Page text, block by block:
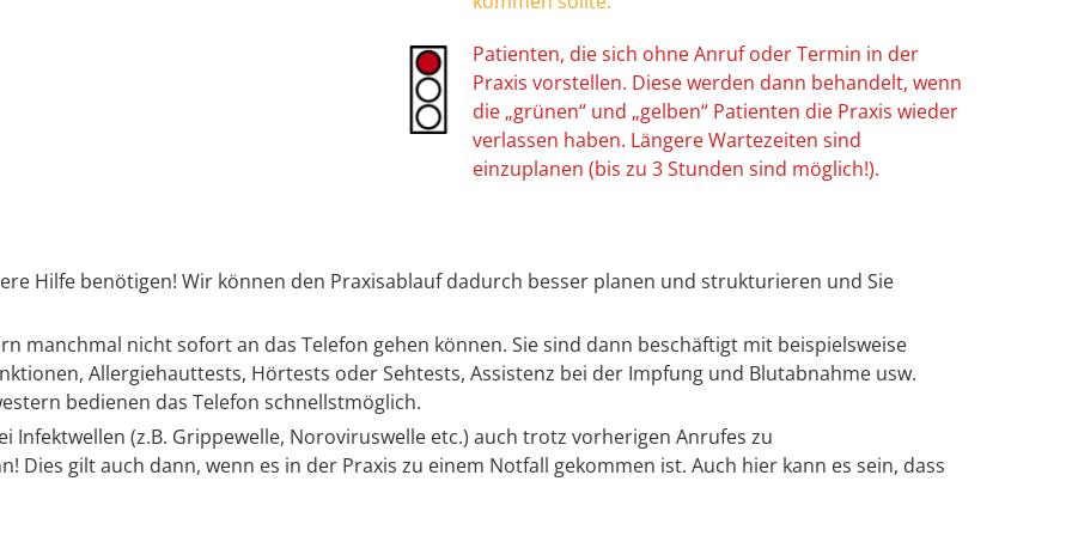
Patienten, die sich ohne Anruf oder Termin in der
Praxis vorstellen. Diese werden dann behandelt, wenn
die „grünen“ und „gelben“ Patienten die Praxis wieder
verlassen haben. Längere Wartezeiten sind
einzuplanen (bis zu 3 Stunden sind möglich!).
Hilfe benötigen! Wir können den Praxisablauf dadurch besser planen und strukturieren und Sie
manchmal nicht sofort an das Telefon gehen können. Sie sind dann beschäftigt mit beispielsweise
Allergiehauttests, Hörtests oder Sehtests, Assistenz bei der Impfung und Blutabnahme usw.
bedienen das Telefon schnellstmöglich.
Infektwellen (z.B. Grippewelle, Noroviruswelle etc.) auch trotz vorherigen Anrufes zu
Dies gilt auch dann, wenn es in der Praxis zu einem Notfall gekommen ist. Auch hier kann es sein, dass